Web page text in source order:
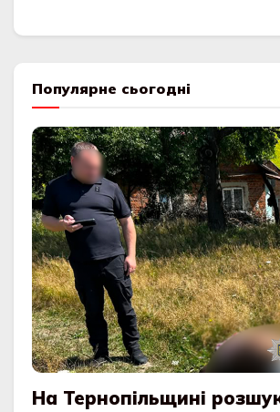
Популярне сьогодні
На Тернопільщині